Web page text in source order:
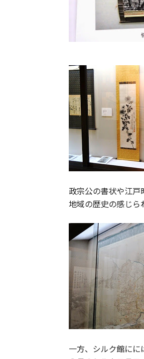
政宗公の書状や江戸
地域の歴史の感じら
一方、シルク館にに